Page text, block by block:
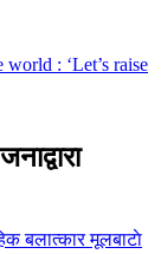
मूलबाटाे